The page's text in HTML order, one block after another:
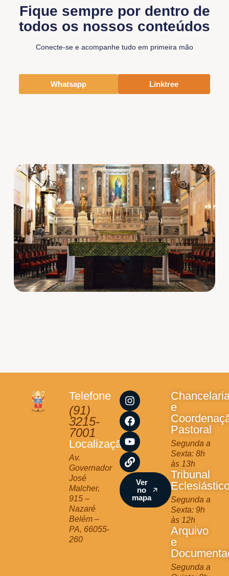
Fique sempre por dentro de
todos os nossos conteúdos
Conecte-se e acompanhe tudo em primeira mão
Whatsapp Linktree
Telefone
(91)
3215-
7001
Localização
Av.
Governador
José
Malcher,
915 –
Nazaré
Belém –
PA, 66055-
260
I
n
s
t
a
g
r
a
m
F
a
c
e
b
o
o
k
Y
o
u
t
u
b
e
L
i
n
k
Ver
no
mapa
e
Pastoral
Segunda a
Sexta: 8h
às 13h
Tribunal
Segunda a
Sexta: 9h
às 12h
Arquivo
e
Segunda a